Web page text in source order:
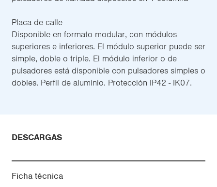
Placa de calle
Disponible en formato modular, con módulos
superiores e inferiores. El módulo superior puede ser
simple, doble o triple. El módulo inferior o de
pulsadores está disponible con pulsadores simples o
dobles. Perfil de aluminio. Protección IP42 - IK07.
DESCARGAS
Ficha técnica